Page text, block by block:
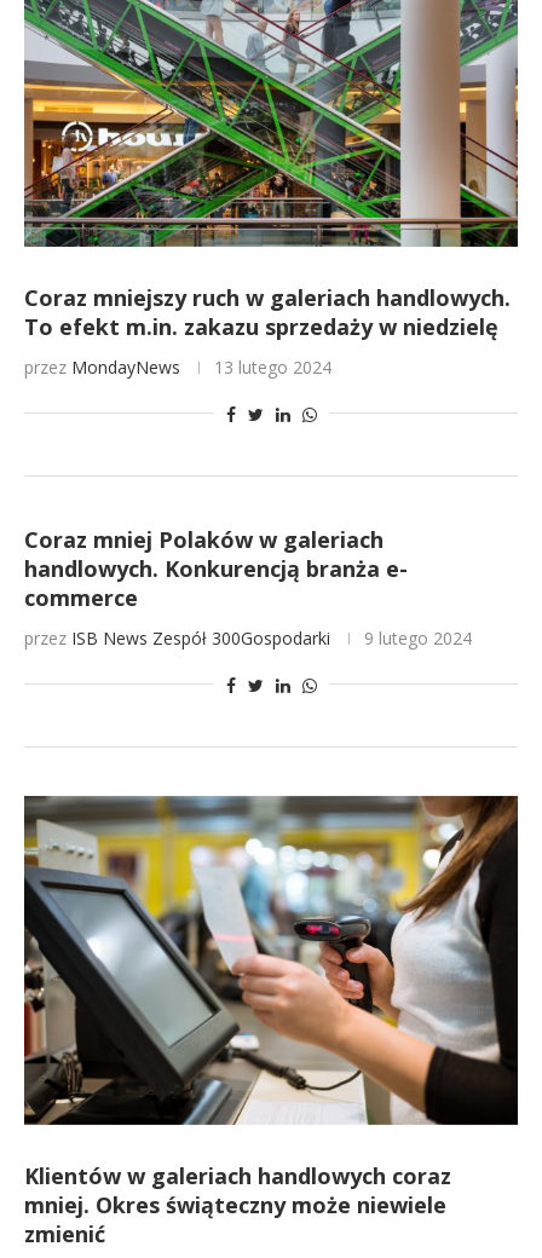
Coraz mniejszy ruch w galeriach handlowych.
To efekt m.in. zakazu sprzedaży w niedzielę
przez MondayNews 13 lutego 2024
Coraz mniej Polaków w galeriach
handlowych. Konkurencją branża e-
commerce
przez ISB News Zespół 300Gospodarki 9 lutego 2024
Klientów w galeriach handlowych coraz
mniej. Okres świąteczny może niewiele
zmienić